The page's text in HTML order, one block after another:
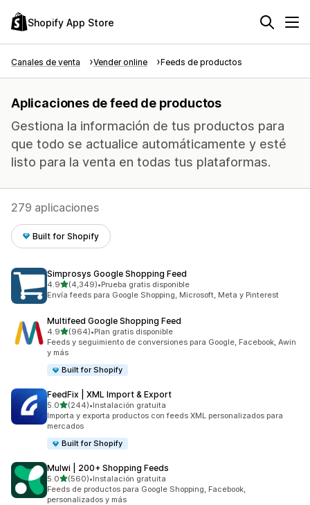
Shopify App Store
Canales de venta Vender online Feeds de productos
Aplicaciones de feed de productos
Gestiona la información de tus productos para
que todo se actualice automáticamente y esté
listo para la venta en todas tus plataformas.
279 aplicaciones
Built for Shopify
Simprosys Google Shopping Feed
4.9de 5 estrellas
(4,349)
4349 reseñas en total
•Prueba gratis disponible
Envía feeds para Google Shopping, Microsoft, Meta y Pinterest
Multifeed Google Shopping Feed
4.9de 5 estrellas
(964)
964 reseñas en total
•Plan gratis disponible
Feeds y seguimiento de conversiones para Google, Facebook, Awin
y más
Built for Shopify
FeedFix | XML Import & Export
5.0de 5 estrellas
(244)
244 reseñas en total
•Instalación gratuita
Importa y exporta productos con feeds XML personalizados para
mercados
Built for Shopify
Mulwi | 200+ Shopping Feeds
5.0de 5 estrellas
(560)
560 reseñas en total
•Instalación gratuita
Feeds de productos para Google Shopping, Facebook,
personalizados y más